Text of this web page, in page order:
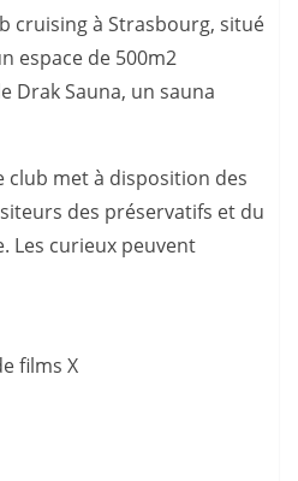
cruising à Strasbourg, situé
espace de 500m2
Drak Sauna, un sauna
club met à disposition des
des préservatifs et du
Les curieux peuvent
films X